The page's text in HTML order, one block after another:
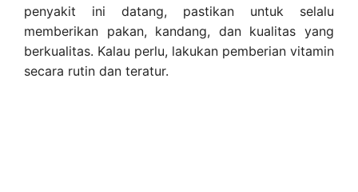
penyakit ini datang, pastikan untuk selalu
memberikan pakan, kandang, dan kualitas yang
berkualitas. Kalau perlu, lakukan pemberian vitamin
secara rutin dan teratur.